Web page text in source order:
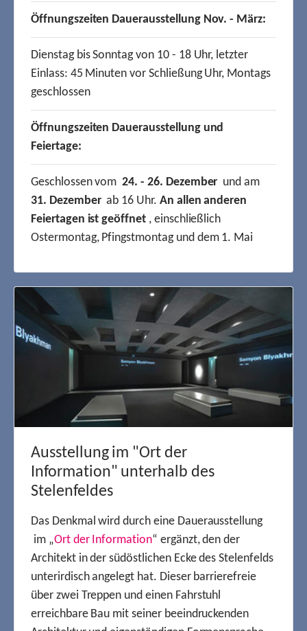
Ausstellung im "Ort der
Information" unterhalb des
Stelenfeldes
Das Denkmal wird durch eine Dauerausstellung
im „Ort der Information“ ergänzt, den der
Architekt in der südöstlichen Ecke des Stelenfelds
unterirdisch angelegt hat. Dieser barrierefreie
über zwei Treppen und einen Fahrstuhl
erreichbare Bau mit seiner beeindruckenden
Öffnungszeiten Dauerausstellung Nov. - März:
Dienstag bis Sonntag von 10 - 18 Uhr, letzter
Einlass: 45 Minuten vor Schließung Uhr, Montags
geschlossen
Öffnungszeiten Dauerausstellung und
Feiertage:
Geschlossen vom24. - 26. Dezember und am
31. Dezemberab 16 Uhr. An allen anderen
Feiertagen ist geöffnet, einschließlich
Ostermontag, Pfingstmontag und dem 1. Mai